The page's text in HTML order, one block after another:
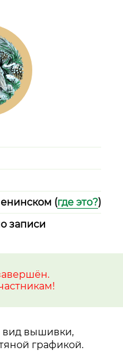
(где это?)
записи
вышивки,
графикой.